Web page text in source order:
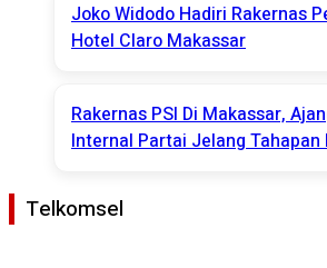
Joko Widodo Hadiri Rakernas
Hotel Claro Makassar
Rakernas PSI Di Makassar,
Internal Partai Jelang Tahapan
Telkomsel